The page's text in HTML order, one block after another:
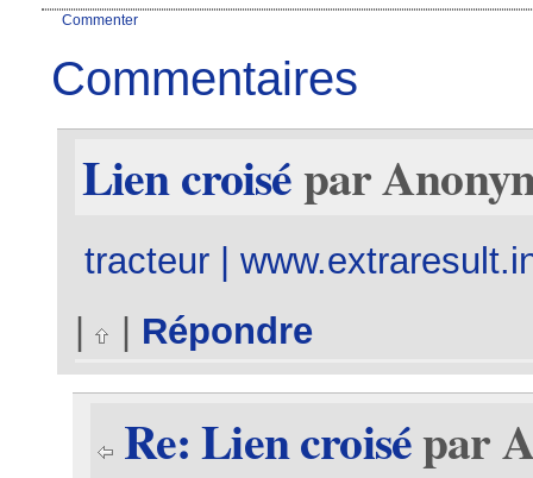
Commenter
Commentaires
Lien croisépar
tracteur |
Répondre
Re: Lien croisépar